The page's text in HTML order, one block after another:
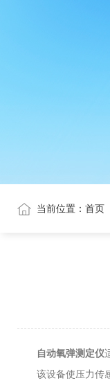
当前位置： 首页
自动氧弹测定仪
该设备使压力传感